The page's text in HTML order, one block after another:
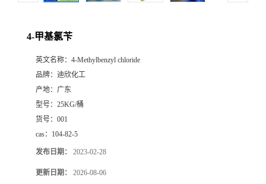
厅4-甲基氯苄
英文名称： 4-Methylbenzyl chloride
品牌： 迪欣化工
产地： 广东
型号： 25KG/桶
货号： 001
cas： 104-82-5
发布日期： 2023-02-28
更新日期： 2026-08-06